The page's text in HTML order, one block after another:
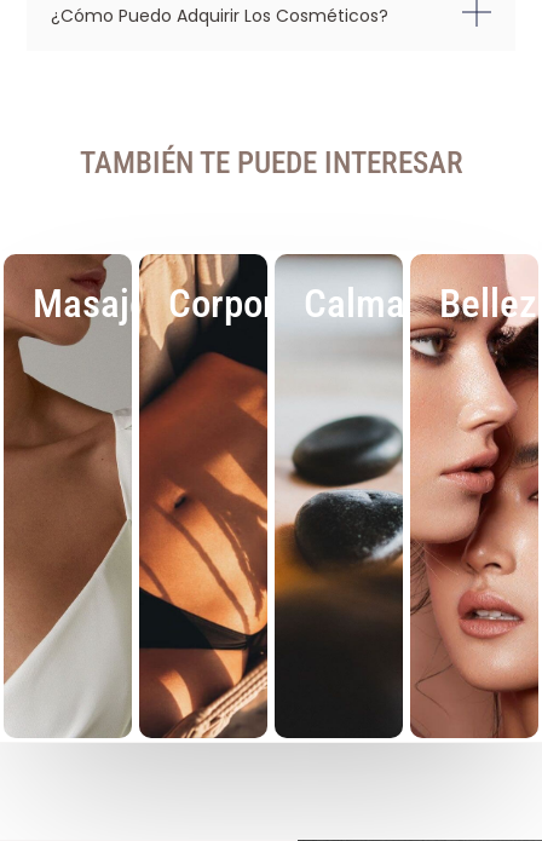
¿Cómo Puedo Adquirir Los Cosméticos?
TAMBIÉN TE PUEDE INTERESAR
MasajesCorporal Calma